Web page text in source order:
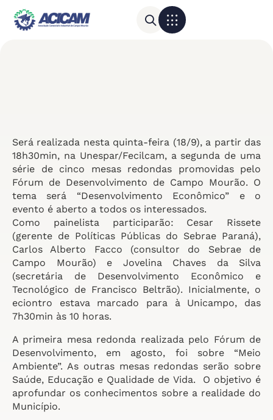
Será realizada nesta quinta-feira (18/9), a partir das
18h30min, na Unespar/Fecilcam, a segunda de uma
série de cinco mesas redondas promovidas pelo
Fórum de Desenvolvimento de Campo Mourão. O
tema será “Desenvolvimento Econômico” e o
evento é aberto a todos os interessados.
Como painelista participarão: Cesar Rissete
(gerente de Políticas Públicas do Sebrae Paraná),
Carlos Alberto Facco (consultor do Sebrae de
Campo Mourão) e Jovelina Chaves da Silva
(secretária de Desenvolvimento Econômico e
Tecnológico de Francisco Beltrão). Inicialmente, o
eciontro estava marcado para à Unicampo, das
7h30min às 10 horas.
A primeira mesa redonda realizada pelo Fórum de
Desenvolvimento, em agosto, foi sobre “Meio
Ambiente”. As outras mesas redondas serão sobre
Saúde, Educação e Qualidade de Vida. O objetivo é
aprofundar os conhecimentos sobre a realidade do
Município.